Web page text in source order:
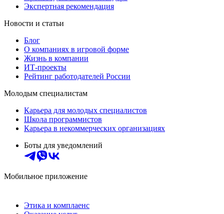
Экспертная рекомендация
Новости и статьи
Блог
О компаниях в игровой форме
Жизнь в компании
ИТ-проекты
Рейтинг работодателей России
Молодым специалистам
Карьера для молодых специалистов
Школа программистов
Карьера в некоммерческих организациях
Боты для уведомлений
Мобильное приложение
Этика и комплаенс